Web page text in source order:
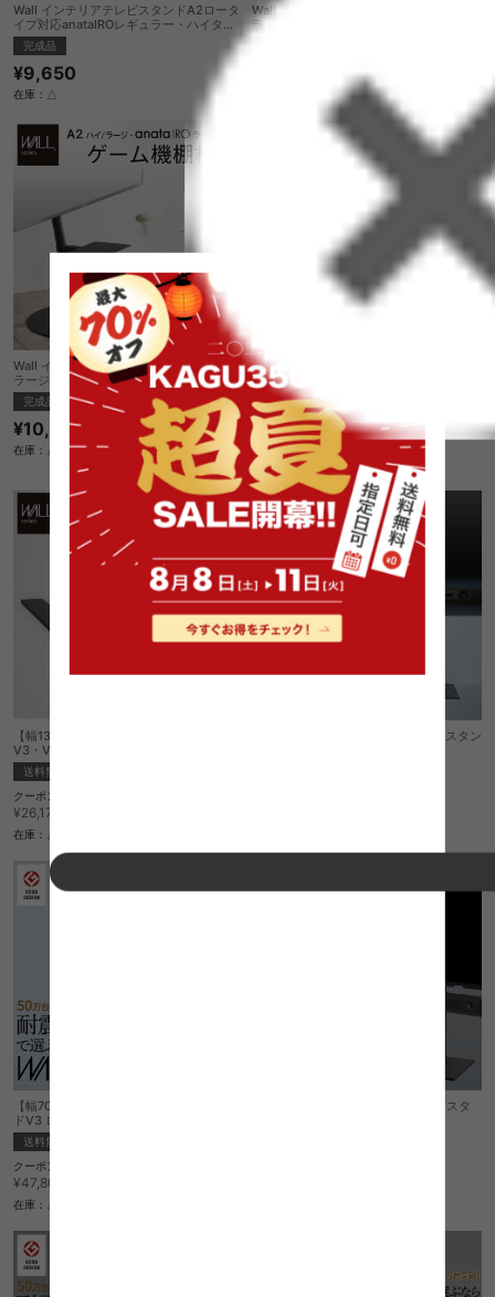
Wall インテリアテレビスタンドA2ロータ
イプ対応anataIROレギュラー・ハイタイ
プ対応レコーダー棚板
完成品
¥9,650
在庫：△
Wall インテリアテレビスタンドA2ハイ・
ラージタイプ対応anataIROラージタイプ
Wall インテリアテレビスタンドA2ハイ・
ラージタイプ対応anataIROラージタイプ
対応ゲーム機棚板
完成品
¥10,210
在庫：△
【幅130cm】Wall テレビスタンドV4PRO
対応サウンドバー棚板LLサイズ
送料無料
クーポン利用で
¥26,170→¥22,244
在庫：△
【幅130cm】Wall テレビスタンドV2・
V3・V5・S1対応サウンドバー棚板LLサイ
ズ送料無料
クーポン利用で
¥26,170→
在庫：△
【幅76cm】Wall インテリアテレビスタン
【幅70cm】Wall インテリアテレビスタン
ドV3 ロータイプ
送料無料
クーポン利用で
¥47,800→
在庫：△
【幅60cm】Wall インテリアテレビスタ